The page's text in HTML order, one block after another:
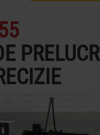
JET DE